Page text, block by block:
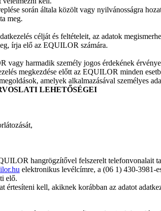
során általa közölt vagy nyilvánosságra
meg.
célját és feltételeit, az adatok
írja elő az EQUILOR számára.
harmadik személy jogos érdekének
megkezdése előtt az EQUILOR minden
amelyek alkalmazásával személyes
LEHETŐSÉGEI
hangrögzítővel felszerelt telefonvonalait
elektronikus levélcímre, a (06 1) 430-3981-
elő.
kell, akiknek korábban az adatot